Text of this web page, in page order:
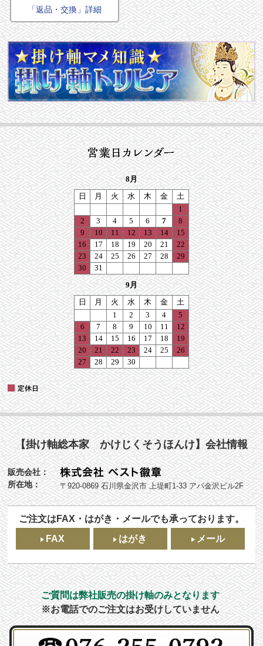
「返品・交換」詳細
【掛け軸総本家 かけじくそうほんけ】会社情報
販売会社：
所在地：
〒920-0869 石川県金沢市 上堤町1-33 アパ金沢ビル2F
ご注文はFAX・はがき・メールでも承っております。
FAX
はがき メール
ご質問は弊社販売の掛け軸のみとなります
※お電話でのご注文はお受けしていません